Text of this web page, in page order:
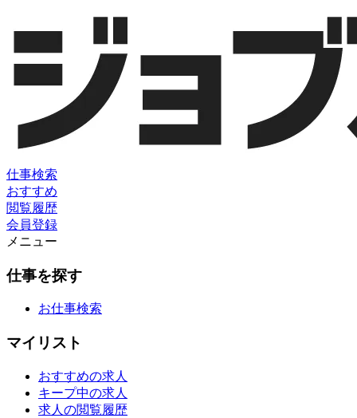
仕事検索
おすすめ
閲覧履歴
会員登録
メニュー
仕事を探す
お仕事検索
マイリスト
おすすめの求人
キープ中の求人
求人の閲覧履歴